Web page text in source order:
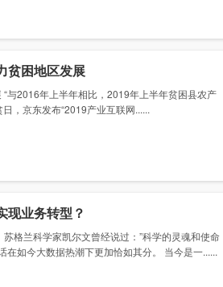
贫困地区发展
与2016年上半年相比，2019年上半年贫困县农产
，京东发布“2019产业互联网......
现业务转型？
格兰科学家凯尔文曾经说过：”科学的灵魂和使命
如今大数据热潮下更加恰如其分。 当今是一......